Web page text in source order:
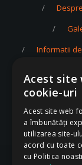
Informatii
Acest site
cookie-uri
Acest site web
a îmbunătăți
utilizarea site-
acord cu toate
cu Politica